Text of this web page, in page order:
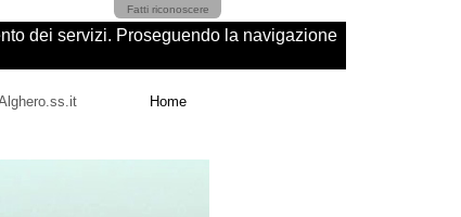
Fatti riconoscere
Home
dei servizi. Proseguendo la navigazione